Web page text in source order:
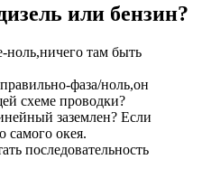
или бензин?
там быть
фаза/ноль,он
схеме проводки?
заземлен? Если
самого окея.
последовательность